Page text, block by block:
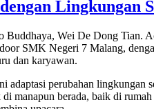
Lingkungan
Wei De Dong Tian.
SMK Negeri 7 Malang,
dan karyawan.
adaptasi perubahan
berada, baik di